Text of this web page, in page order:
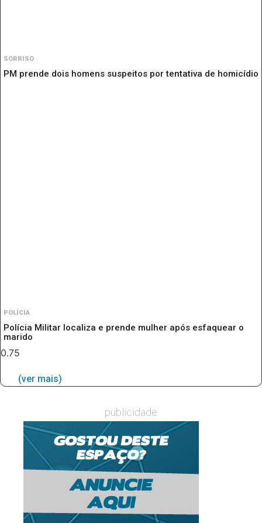
SORRISO
PM prende dois homens suspeitos por tentativa de homicídio
POLÍCIA
Polícia Militar localiza e prende mulher após esfaquear o
marido
(ver mais)
publicidade